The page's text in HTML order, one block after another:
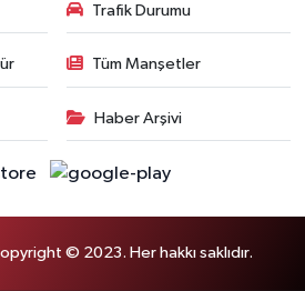
Trafik Durumu
Tüm Manşetler
Haber Arşivi
© 2023. Her hakkı saklıdır.